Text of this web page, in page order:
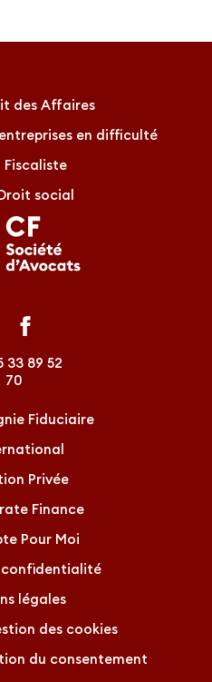
des Affaires
en difficulté
social
33 89 52
70
Fiduciaire
Privée
Finance
Pour Moi
légales
des cookies
du consentement